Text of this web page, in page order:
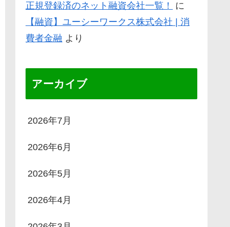
正規登録済のネット融資会社一覧！
に
【融資】ユーシーワークス株式会社 | 消
費者金融 より
アーカイブ
2026年7月
2026年6月
2026年5月
2026年4月